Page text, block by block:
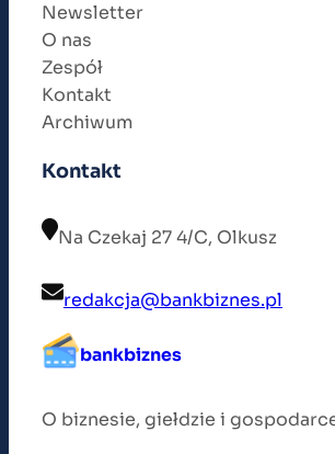
Newsletter
O nas
Zespół
Kontakt
Archiwum
Kontakt
Na Czekaj 27 4/C, Olkusz
redakcja@bankbiznes.pl
bankbiznes
O biznesie, giełdzie i